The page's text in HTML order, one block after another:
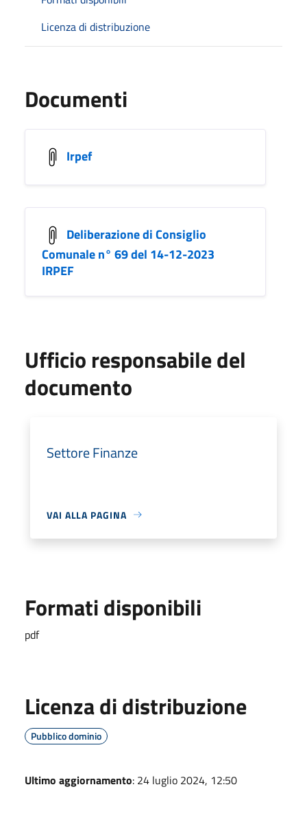
Licenza di distribuzione
Documenti
Irpef
Deliberazione di Consiglio
Comunale n° 69 del 14-12-2023
IRPEF
Ufficio responsabile del
documento
Settore Finanze
VAI ALLA PAGINA
Formati disponibili
pdf
Licenza di distribuzione
Pubblico dominio
Ultimo aggiornamento: 24 luglio 2024, 12:50